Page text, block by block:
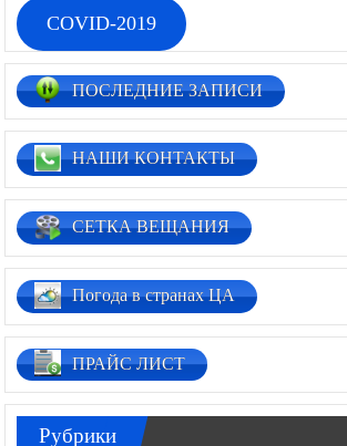
COVID-2019
ПОСЛЕДНИЕ ЗАПИСИ
НАШИ КОНТАКТЫ
СЕТКА ВЕЩАНИЯ
Погода в странах ЦА
ПРАЙС ЛИСТ
Рубрики